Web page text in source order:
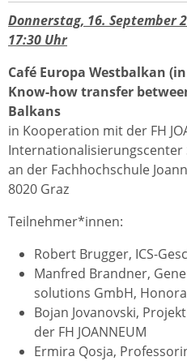
Donnerstag, 16. September
17:30 Uhr
Café Europa Westbalkan
Know-how transfer
Balkans
in Kooperation mit der FH
Internationalisierungscenter
an der Fachhochschule
8020 Graz
Teilnehmer*innen:
Robert Brugger, ICS-
Manfred Brandner,
solutions GmbH,
Bojan Jovanovski,
der FH JOANNEUM
Ermira Qosja,